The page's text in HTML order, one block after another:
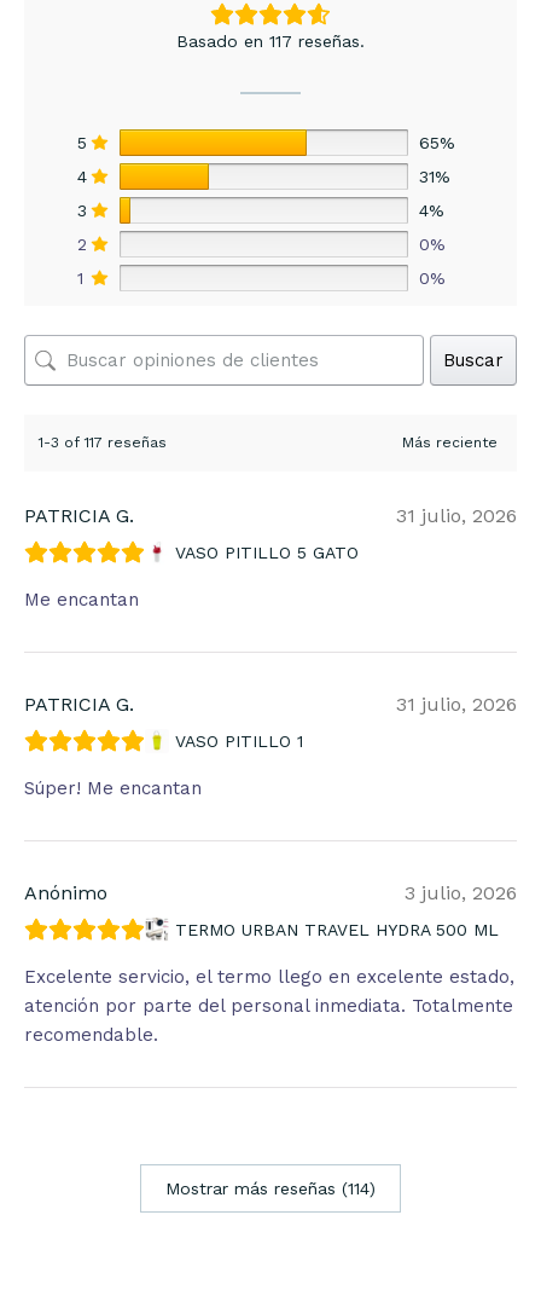
Basado en 117 reseñas.
5
65%
4
31%
3
4%
2
0%
1
0%
Buscar
1-3 of 117 reseñas
PATRICIA G. 31 julio, 2026
VASO PITILLO 5 GATO
Me encantan
PATRICIA G. 31 julio, 2026
VASO PITILLO 1
Súper! Me encantan
Anónimo 3 julio, 2026
TERMO URBAN TRAVEL HYDRA 500 ML
Excelente servicio, el termo llego en excelente estado,
atención por parte del personal inmediata. Totalmente
recomendable.
Mostrar más reseñas (114)